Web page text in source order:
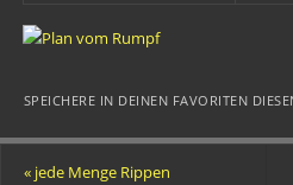
SPEICHERE IN DEINEN FAVORITEN
«jede Menge Rippen